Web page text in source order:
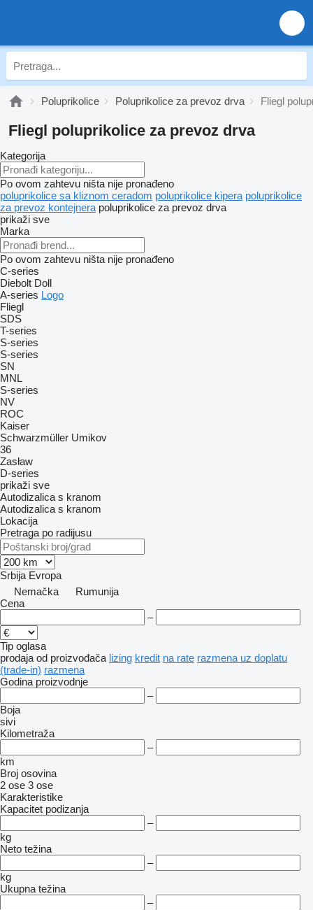
Poluprikolice Poluprikolice za prevoz drva Fliegl
Fliegl poluprikolice za prevoz drva
Kategorija
Po ovom zahtevu ništa nije pronađeno
poluprikolice sa kliznom ceradom poluprikolice kipera poluprikolice
za prevoz kontejnera poluprikolice za prevoz drva
prikaži sve
Marka
Po ovom zahtevu ništa nije pronađeno
C-series
Diebolt Doll
A-series Logo
Fliegl
SDS
T-series
S-series
S-series
SN
MNL
S-series
NV
ROC
Kaiser
Schwarzmüller Umikov
36
Zasław
D-series
prikaži sve
Autodizalica s kranom
Autodizalica s kranom
Lokacija
Pretraga po radijusu
Srbija Evropa
Nemačka
Rumunija
Cena
–
Tip oglasa
prodaja od proizvođača lizing kredit na rate razmena uz doplatu
(trade-in) razmena
Godina proizvodnje
–
Boja
sivi
Kilometraža
–
km
Broj osovina
2 ose 3 ose
Karakteristike
Kapacitet podizanja
–
kg
Neto težina
–
kg
Ukupna težina
–